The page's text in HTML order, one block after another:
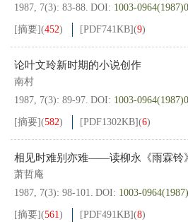
1987, 7(3): 83-88. DOI: 1003-
[摘要](452) [PDF741KB](9)
论叶文玲新时期的小说创作
南村
1987, 7(3): 89-97. DOI: 1003-
[摘要](582) [PDF1302KB](6)
相见时难别亦难——读柳永《雨霖铃》
萧哲庵
1987, 7(3): 98-101. DOI: 1003-
[摘要](561) [PDF491KB](8)